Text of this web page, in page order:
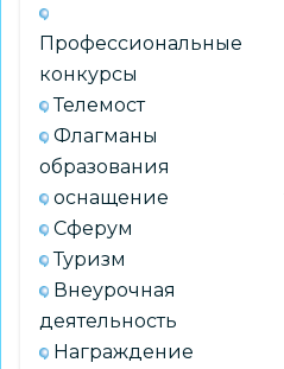
Профессиональные
конкурсы
Телемост
Флагманы
образования
оснащение
Сферум
Туризм
Внеурочная
деятельность
Награждение